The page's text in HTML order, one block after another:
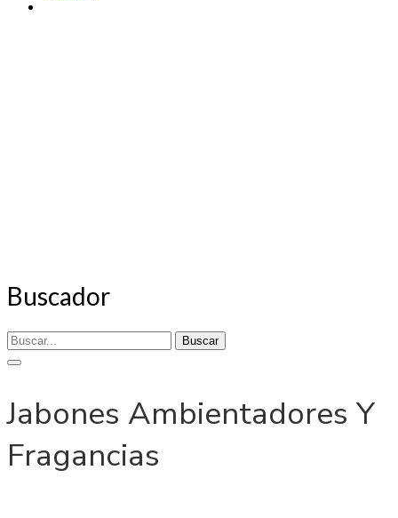
Buscador
Buscar
Jabones Ambientadores Y
Fragancias